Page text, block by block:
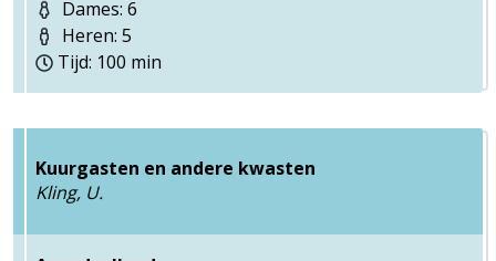
Dames: 6
Heren: 5
Tijd: 100 min
Kuurgasten en andere kwasten
Kling, U.